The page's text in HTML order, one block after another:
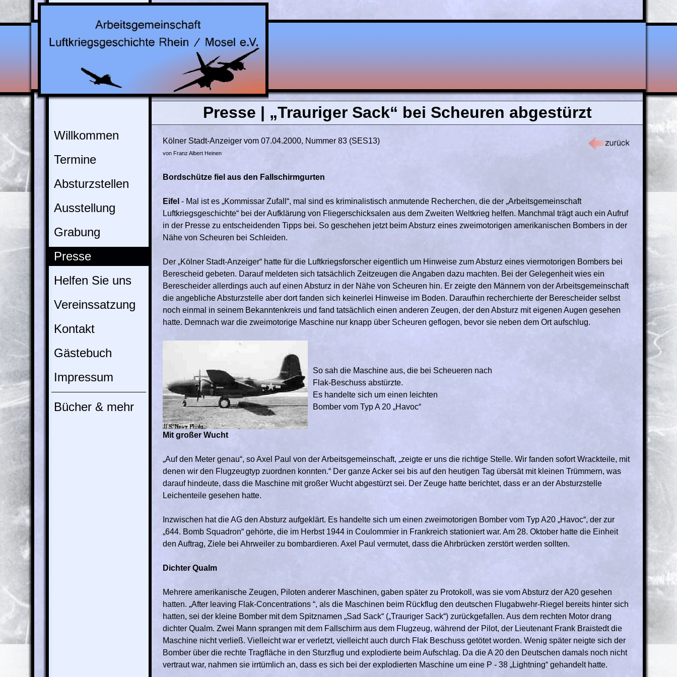
Willkommen
Termine
Absturzstellen
Ausstellung
Grabung
Presse
Helfen Sie uns
Vereinssatzung
Kontakt
Gästebuch
Impressum
Bücher & mehr
Presse | „Trauriger Sack“ bei Scheuren abgestürzt
Kölner Stadt-Anzeiger vom 07.04.2000, Nummer 83 (SES13)
von Franz Albert Heinen
Bordschütze fiel aus den Fallschirmgurten
Eifel - Mal ist es „Kommissar Zufall“, mal sind es kriminalistisch anmutende Recherchen, die der „Arbeitsgemeinschaft
Luftkriegsgeschichte“ bei der Aufklärung von Fliegerschicksalen aus dem Zweiten Weltkrieg helfen. Manchmal trägt auch ein Aufruf
in der Presse zu entscheidenden Tipps bei. So geschehen jetzt beim Absturz eines zweimotorigen amerikanischen Bombers in der
Nähe von Scheuren bei Schleiden.
Der „Kölner Stadt-Anzeiger“ hatte für die Luftkriegsforscher eigentlich um Hinweise zum Absturz eines viermotorigen Bombers bei
Berescheid gebeten. Darauf meldeten sich tatsächlich Zeitzeugen die Angaben dazu machten. Bei der Gelegenheit wies ein
Berescheider allerdings auch auf einen Absturz in der Nähe von Scheuren hin. Er zeigte den Männern von der Arbeitsgemeinschaft
die angebliche Absturzstelle aber dort fanden sich keinerlei Hinweise im Boden. Daraufhin recherchierte der Berescheider selbst
noch einmal in seinem Bekanntenkreis und fand tatsächlich einen anderen Zeugen, der den Absturz mit eigenen Augen gesehen
hatte. Demnach war die zweimotorige Maschine nur knapp über Scheuren geflogen, bevor sie neben dem Ort aufschlug.
So sah die Maschine aus, die bei Scheueren nach
Flak-Beschuss abstürzte.
Es handelte sich um einen leichten
Bomber vom Typ A 20 „Havoc“
Mit großer Wucht
„Auf den Meter genau“, so Axel Paul von der Arbeitsgemeinschaft, „zeigte er uns die richtige Stelle. Wir fanden sofort Wrackteile, mit
denen wir den Flugzeugtyp zuordnen konnten.“ Der ganze Acker sei bis auf den heutigen Tag übersät mit kleinen Trümmern, was
darauf hindeute, dass die Maschine mit großer Wucht abgestürzt sei. Der Zeuge hatte berichtet, dass er an der Absturzstelle
Leichenteile gesehen hatte.
Inzwischen hat die AG den Absturz aufgeklärt. Es handelte sich um einen zweimotorigen Bomber vom Typ A20 „Havoc“, der zur
„644. Bomb Squadron“ gehörte, die im Herbst 1944 in Coulommier in Frankreich stationiert war. Am 28. Oktober hatte die Einheit
den Auftrag, Ziele bei Ahrweiler zu bombardieren. Axel Paul vermutet, dass die Ahrbrücken zerstört werden sollten.
Dichter Qualm
Mehrere amerikanische Zeugen, Piloten anderer Maschinen, gaben später zu Protokoll, was sie vom Absturz der A20 gesehen
hatten. „After leaving Flak-Concentrations “, als die Maschinen beim Rückflug den deutschen Flugabwehr-Riegel bereits hinter sich
hatten, sei der kleine Bomber mit dem Spitznamen „Sad Sack“ („Trauriger Sack“) zurückgefallen. Aus dem rechten Motor drang
dichter Qualm. Zwei Mann sprangen mit dem Fallschirm aus dem Flugzeug, während der Pilot, der Lieutenant Frank Braistedt die
Maschine nicht verließ. Vielleicht war er verletzt, vielleicht auch durch Flak­ Beschuss getötet worden. Wenig später neigte sich der
Bomber über die rechte Tragfläche in den Sturzflug und explodierte beim Aufschlag. Da die A 20 den Deutschen damals noch nicht
vertraut war, nahmen sie irrtümlich an, dass es sich bei der explodierten Maschine um eine P - 38 „Lightning“ gehandelt hatte.